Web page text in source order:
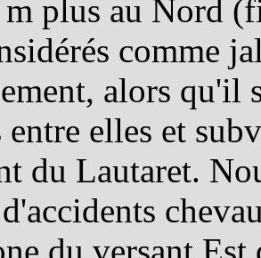
plus au Nord
comme
alors qu'il
elles et
du Lautaret.